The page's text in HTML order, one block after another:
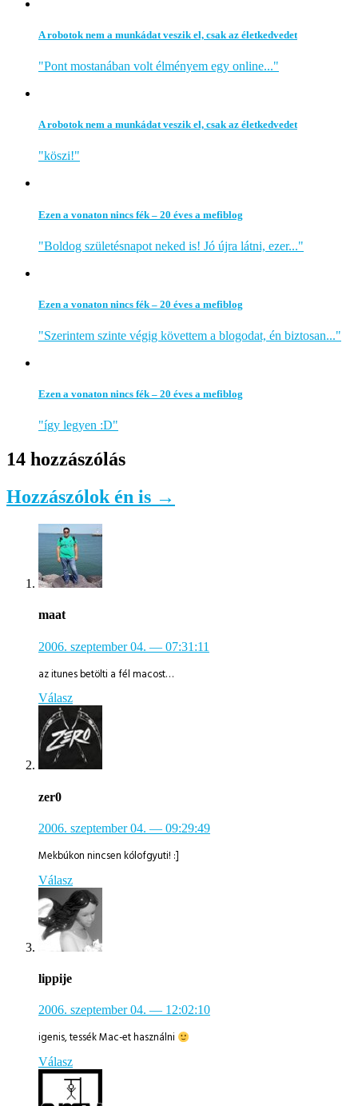
A robotok nem a munkádat veszik el, csak az életkedvedet
"Pont mostanában volt élményem egy online..."
A robotok nem a munkádat veszik el, csak az életkedvedet
"köszi!"
Ezen a vonaton nincs fék – 20 éves a mefiblog
"Boldog születésnapot neked is! Jó újra látni, ezer..."
Ezen a vonaton nincs fék – 20 éves a mefiblog
"Szerintem szinte végig követtem a blogodat, én biztosan..."
Ezen a vonaton nincs fék – 20 éves a mefiblog
"így legyen :D"
14 hozzászólás
Hozzászólok én is →
maat
2006. szeptember 04. — 07:31:11
az itunes betölti a fél macost…
Válasz
zer0
2006. szeptember 04. — 09:29:49
Mekbúkon nincsen kólofgyuti! :]
Válasz
lippije
2006. szeptember 04. — 12:02:10
igenis, tessék Mac-et használni
Válasz